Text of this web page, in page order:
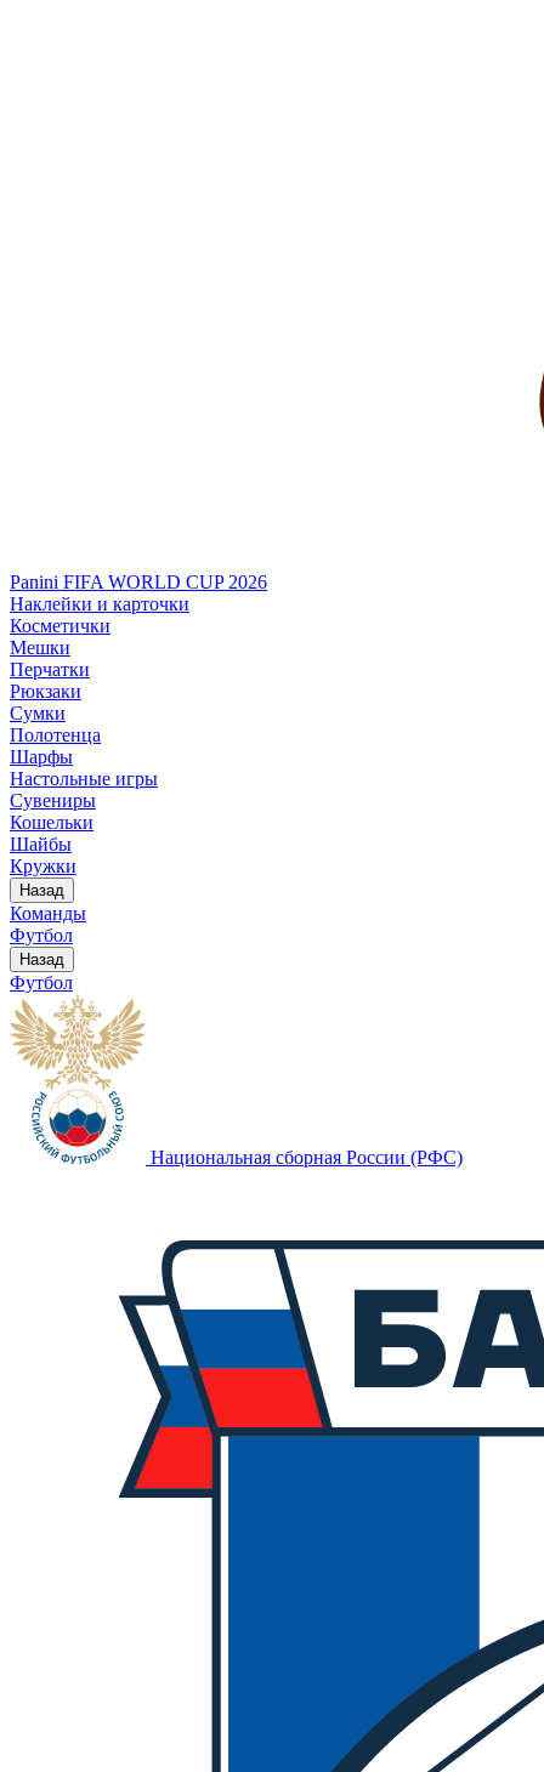
Panini FIFA WORLD CUP 2026
Наклейки и карточки
Косметички
Мешки
Перчатки
Рюкзаки
Сумки
Полотенца
Шарфы
Настольные игры
Сувениры
Кошельки
Шайбы
Кружки
Назад
Команды
Футбол
Назад
Футбол
Национальная сборная России (РФС)